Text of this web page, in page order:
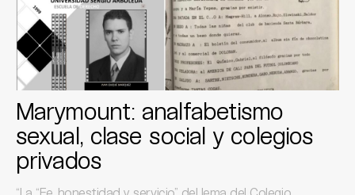
Marymount: analfabetismo
sexual, clase social y colegios
privados